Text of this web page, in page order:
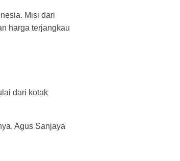
Misi dari
harga terjangkau
dari kotak
Agus Sanjaya